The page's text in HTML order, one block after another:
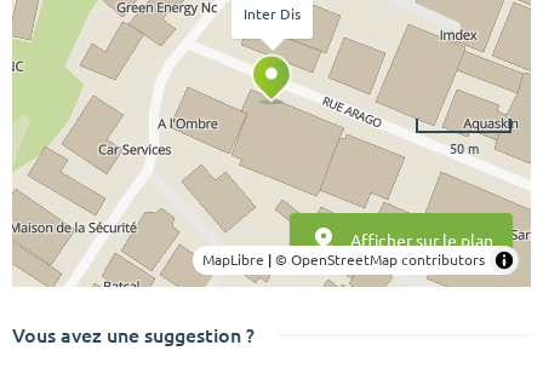
50 m
MapLibre | © OpenStreetMap contributors
Inter Dis
Afficher sur le plan
Vous avez une suggestion ?